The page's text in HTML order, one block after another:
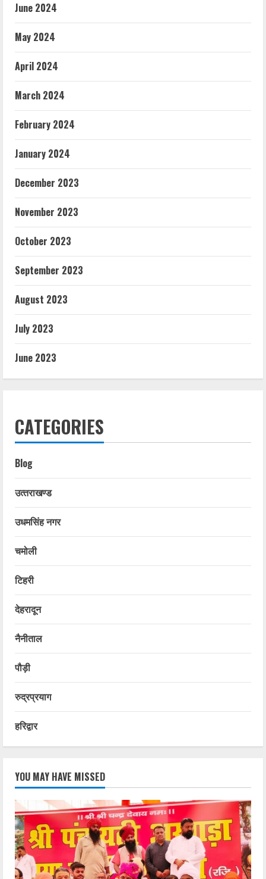
June 2024
May 2024
April 2024
March 2024
February 2024
January 2024
December 2023
November 2023
October 2023
September 2023
August 2023
July 2023
June 2023
CATEGORIES
Blog
उत्‍तराखण्‍ड
उधमसिंह नगर
चमोली
टिहरी
देहरादून
नैनीताल
पौड़ी
रुद्रप्रयाग
हरिद्वार
YOU MAY HAVE MISSED